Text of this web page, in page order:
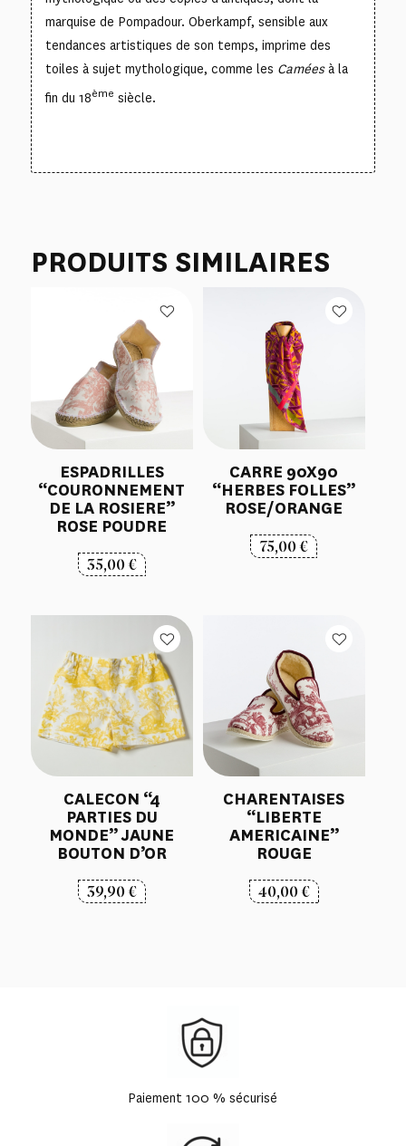
marquise de Pompadour. Oberkampf, sensible aux
tendances artistiques de son temps, imprime des
toiles à sujet mythologique, comme les Caméesà la
fin du 18ème siècle.
PRODUITS SIMILAIRES
ESPADRILLES
“COURONNEMENT
DE LA ROSIERE”
ROSE POUDRE
35,00€
CARRE 90X90
“HERBES FOLLES”
ROSE/ORANGE
75,00€
CALECON “4
PARTIES DU
MONDE” JAUNE
BOUTON D’OR
39,90€
CHARENTAISES
“LIBERTE
AMERICAINE”
ROUGE
40,00€
Paiement 100 % sécurisé